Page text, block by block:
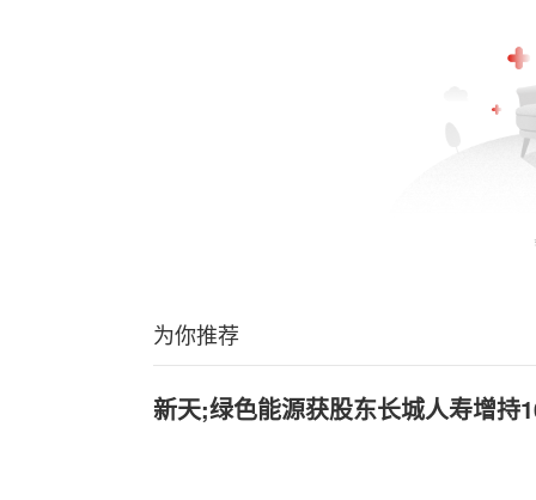
为你推荐
新天;绿色能源获股东长城人寿增持